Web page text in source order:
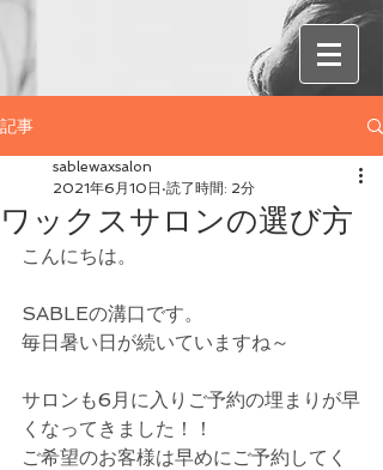
記事
ワックスサロンの選び方
sablewaxsalon
2021年6月10日 読了時間: 2分
こんにちは。
SABLEの溝口です。
毎日暑い日が続いていますね～
サロンも6月に入りご予約の埋まりが早
くなってきました！！
ご希望のお客様は早めにご予約してく